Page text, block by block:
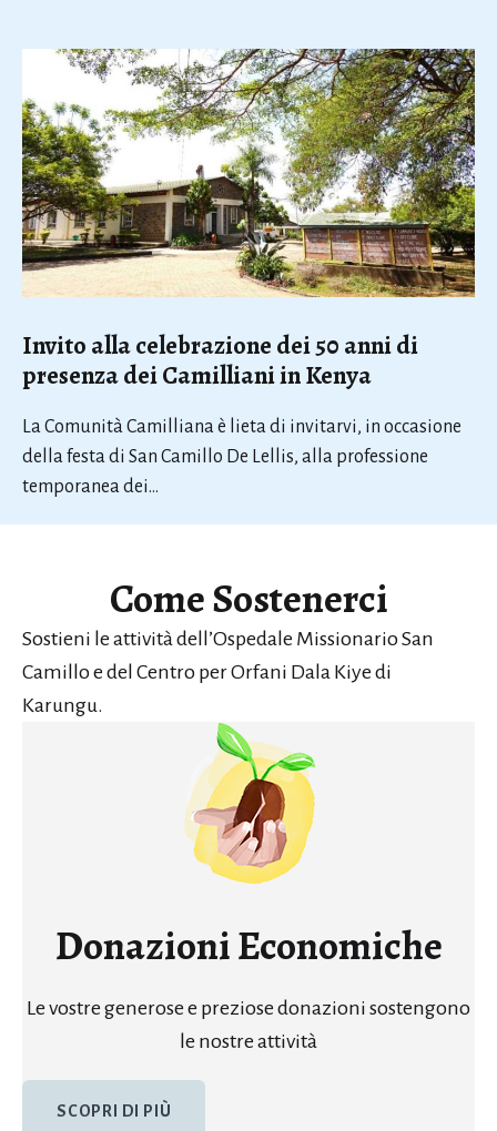
Invito alla celebrazione dei 50 anni di
presenza dei Camilliani in Kenya
La Comunità Camilliana è lieta di invitarvi, in occasione
della festa di San Camillo De Lellis, alla professione
temporanea dei…
Come Sostenerci
Sostieni le attività dell’Ospedale Missionario San
Camillo e del Centro per Orfani Dala Kiye di
Karungu.
Donazioni Economiche
Le vostre generose e preziose donazioni sostengono
le nostre attività
SCOPRI DI PIÙ